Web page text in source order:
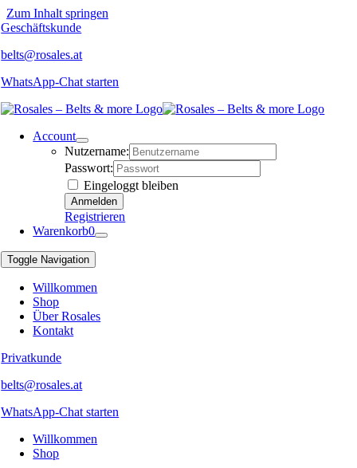
Zum Inhalt springen
Geschäftskunde
belts@rosales.at
WhatsApp-Chat starten
Account
Nutzername:
Passwort:
Eingeloggt bleiben
Registrieren
Warenkorb0
Toggle Navigation
Willkommen
Shop
Über Rosales
Kontakt
Privatkunde
belts@rosales.at
WhatsApp-Chat starten
Willkommen
Shop